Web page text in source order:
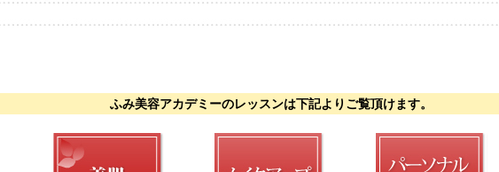
ふみ美容アカデミーのレッスンは下記よりご覧頂けます。